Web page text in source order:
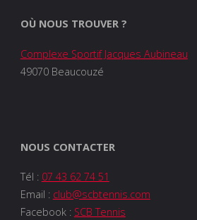
OÙ NOUS TROUVER ?
Complexe Sportif Jacques Aubineau
49070 Beaucouzé
NOUS CONTACTER
Tél : 07 43 62 74 51
Email : club@scbtennis.com
Facebook : SCB Tennis